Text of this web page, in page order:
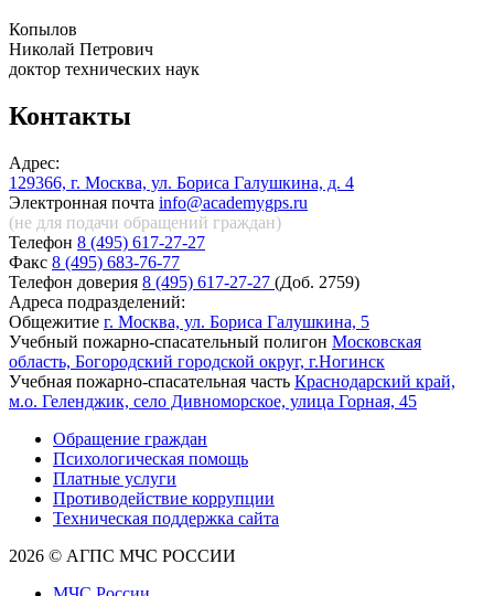
Копылов
Николай Петрович
доктор технических наук
Контакты
Адрес:
129366, г. Москва, ул. Бориса Галушкина, д. 4
Электронная почта info@academygps.ru
(не для подачи обращений граждан)
Телефон 8 (495) 617-27-27
Факс 8 (495) 683-76-77
Телефон доверия 8 (495) 617-27-27 (Доб. 2759)
Адреса подразделений:
Общежитие г. Москва, ул. Бориса Галушкина, 5
Учебный пожарно-спасательный полигон Московская
область, Богородский городской округ, г.Ногинск
Учебная пожарно-спасательная часть Краснодарский край,
м.о. Геленджик, село Дивноморское, улица Горная, 45
Обращение граждан
Психологическая помощь
Платные услуги
Противодействие коррупции
Техническая поддержка сайта
2026 © АГПС МЧС РОССИИ